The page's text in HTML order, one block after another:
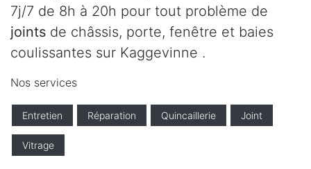
7j/7 de 8h à 20h pour tout problème de
joints de châssis, porte, fenêtre et baies
coulissantes sur Kaggevinne .
Nos services
Entretien Réparation Quincaillerie Joint
Vitrage